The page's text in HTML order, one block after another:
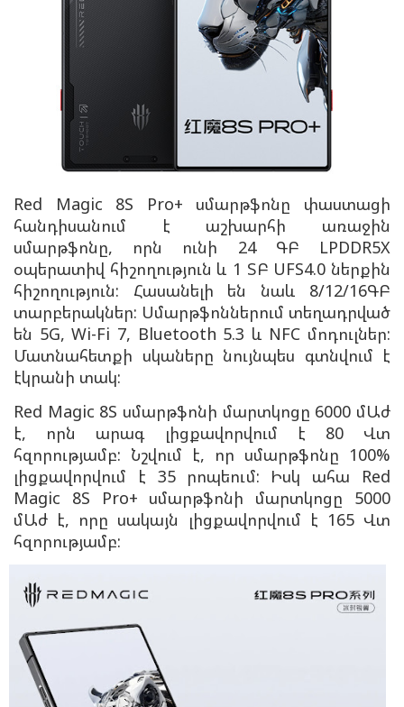
Red Magic 8S Pro+ սմարթֆոնը փաստացի
հանդիսանում է աշխարհի առաջին
սմարթֆոնը, որն ունի 24 ԳԲ LPDDR5X
օպերատիվ հիշողություն և 1 ՏԲ UFS4.0 ներքին
հիշողություն: Հասանելի են նաև 8/12/16ԳԲ
տարբերակներ: Սմարթֆոններում տեղադրված
են 5G, Wi-Fi 7, Bluetooth 5.3 և NFC մոդուլներ:
Մատնահետքի սկաները նույնպես գտնվում է
էկրանի տակ:
Red Magic 8S սմարթֆոնի մարտկոցը 6000 մԱժ
է, որն արագ լիցքավորվում է 80 Վտ
հզորությամբ: Նշվում է, որ սմարթֆոնը 100%
լիցքավորվում է 35 րոպեում: Իսկ ահա Red
Magic 8S Pro+ սմարթֆոնի մարտկոցը 5000
մԱժ է, որը սակայն լիցքավորվում է 165 Վտ
հզորությամբ: